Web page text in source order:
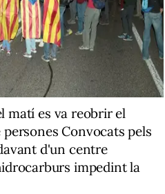
matí es va reobrir el
Convocats pels
d'un centre
impedint la